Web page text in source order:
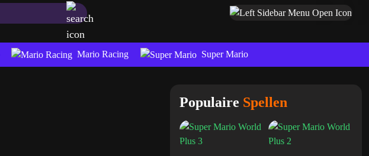
Mario Racing Super Mario
Populaire Spellen